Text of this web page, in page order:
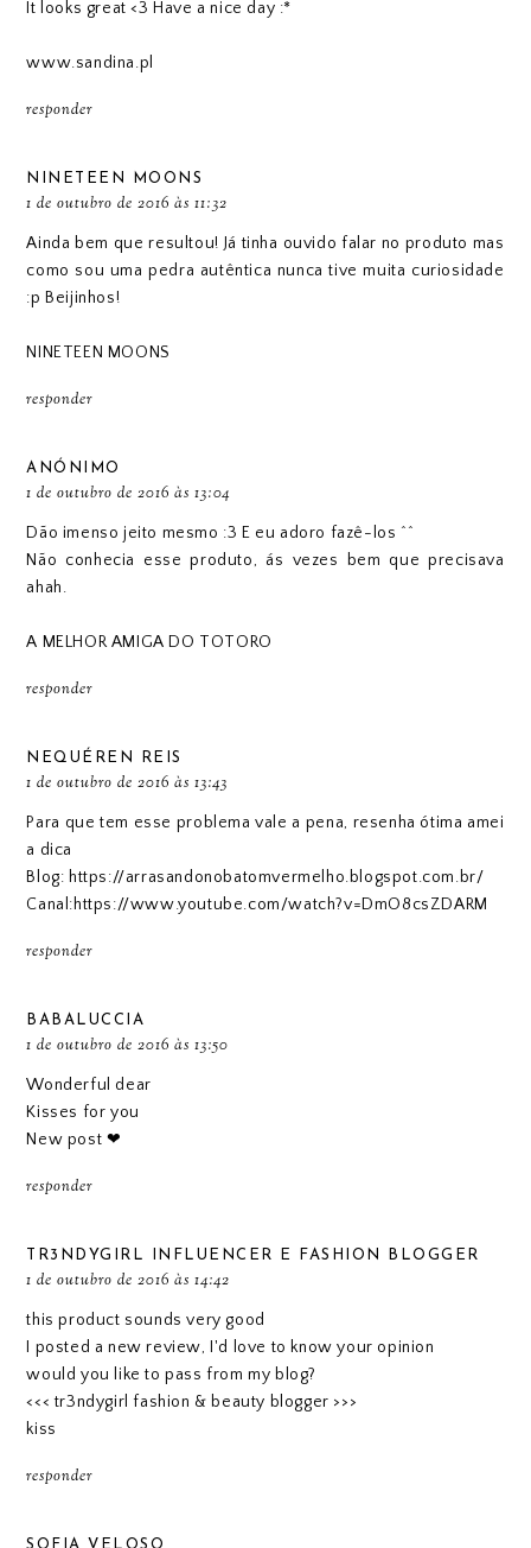
It looks great <3 Have a nice day :*
www.sandina.pl
responder
NINETEEN MOONS
1 de outubro de 2016 às 11:32
Ainda bem que resultou! Já tinha ouvido falar no produto mas
como sou uma pedra autêntica nunca tive muita curiosidade
:p Beijinhos!
NINETEEN MOONS
responder
ANÓNIMO
1 de outubro de 2016 às 13:04
Dão imenso jeito mesmo :3 E eu adoro fazê-los ^^
Não conhecia esse produto, ás vezes bem que precisava
ahah.
A MELHOR AMIGA DO TOTORO
responder
NEQUÉREN REIS
1 de outubro de 2016 às 13:43
Para que tem esse problema vale a pena, resenha ótima amei
a dica
Blog: https://arrasandonobatomvermelho.blogspot.com.br/
Canal:https://www.youtube.com/watch?v=DmO8csZDARM
responder
BABALUCCIA
1 de outubro de 2016 às 13:50
Wonderful dear
Kisses for you
New post ❤
responder
TR3NDYGIRL INFLUENCER E FASHION BLOGGER
1 de outubro de 2016 às 14:42
this product sounds very good
I posted a new review, I'd love to know your opinion
would you like to pass from my blog?
<<<tr3ndygirl fashion & beauty blogger >>>
kiss
responder